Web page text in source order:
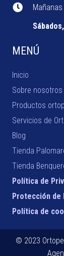
MENÚ
Inicio
Sobre nosotros
Productos
Servicios de
Blog
Tienda
Tienda
Política de
Protección de
Política de
© 2023